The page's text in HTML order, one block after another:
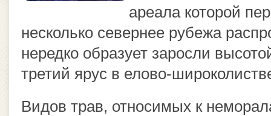
ареала которой
несколько севернее рубежа
нередко образует заросли
третий ярус в елово-
Видов трав, относимых к